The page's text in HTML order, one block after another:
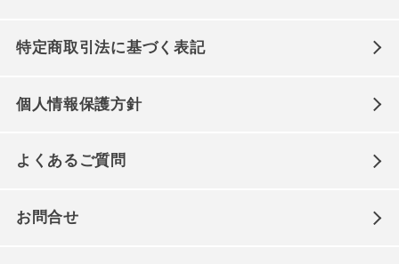
特定商取引法に基づく表記
個人情報保護方針
よくあるご質問
お問合せ